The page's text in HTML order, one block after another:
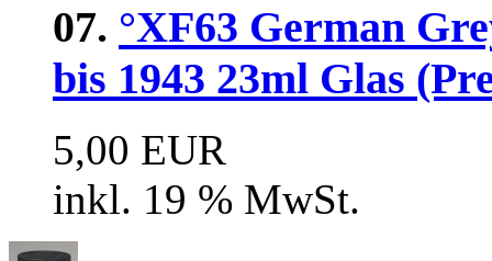
07. °XF63 German
bis 1943 23ml Glas
5,00 EUR
inkl. 19 % MwSt.